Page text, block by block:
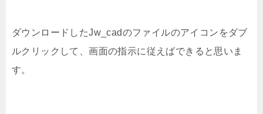
ダウンロードしたJw_cadのファイルのアイコンをダブ
ルクリックして、画面の指示に従えばできると思いま
す。